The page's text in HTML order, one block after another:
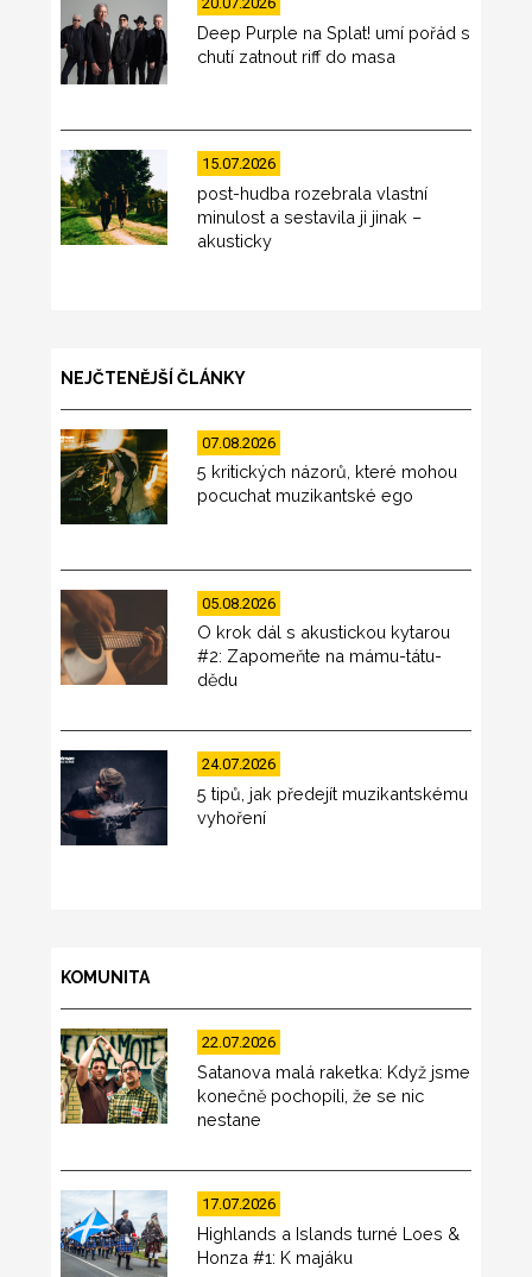
Deep Purple na Splat! umí pořád s
chutí zatnout riff do masa
15.07.2026
post-hudba rozebrala vlastní
minulost a sestavila ji jinak –
akusticky
NEJČTENĚJŠÍ ČLÁNKY
07.08.2026
5 kritických názorů, které mohou
pocuchat muzikantské ego
05.08.2026
O krok dál s akustickou kytarou
#2: Zapomeňte na mámu-tátu-
dědu
24.07.2026
5 tipů, jak předejít muzikantskému
vyhoření
KOMUNITA
22.07.2026
Satanova malá raketka: Když jsme
konečně pochopili, že se nic
nestane
17.07.2026
Highlands a Islands turné Loes &
Honza #1: K majáku